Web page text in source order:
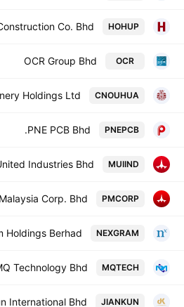
HOHUP
Co. Bhd.
OCR
OCR Group Bhd
CNOUHUA
Holdings Ltd.
PNEPCB
PNE PCB Bhd.
MUIIND
Industries Bhd.
PMCORP
Corp. Bhd.
NEXGRAM
Holdings Berhad
MQTECH
Technology Bhd.
JIANKUN
International Bhd